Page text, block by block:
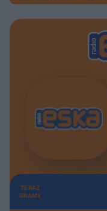
TERAZ
GRAMY